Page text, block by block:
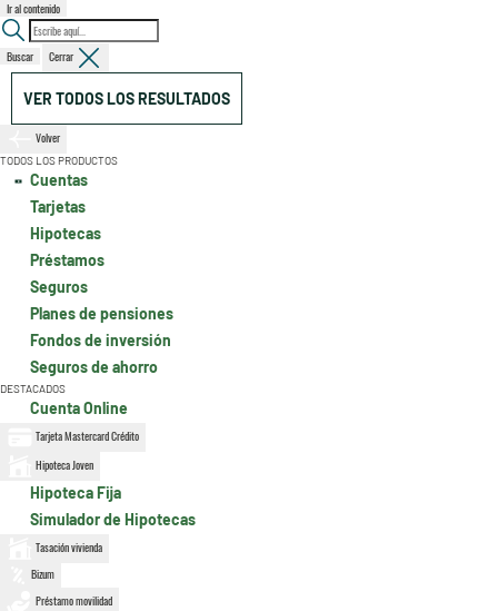
Ir al contenido
Buscar Cerrar
VER TODOS LOS RESULTADOS
Volver
TODOS LOS PRODUCTOS
Cuentas
Tarjetas
Hipotecas
Préstamos
Seguros
Planes de pensiones
Fondos de inversión
Seguros de ahorro
DESTACADOS
Cuenta Online
Tarjeta Mastercard Crédito
Hipoteca Joven
Hipoteca Fija
Simulador de Hipotecas
Tasación vivienda
Bizum
Préstamo movilidad